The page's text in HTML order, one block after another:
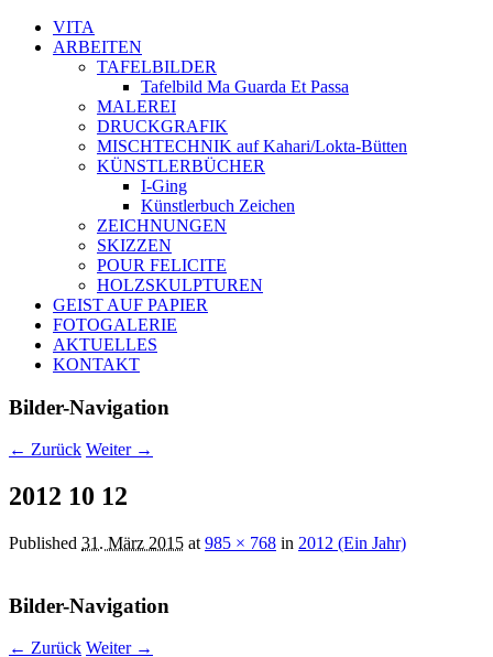
VITA
ARBEITEN
TAFELBILDER
Tafelbild Ma Guarda Et Passa
MALEREI
DRUCKGRAFIK
MISCHTECHNIK auf Kahari/Lokta-Bütten
KÜNSTLERBÜCHER
I-Ging
Künstlerbuch Zeichen
ZEICHNUNGEN
SKIZZEN
POUR FELICITE
HOLZSKULPTUREN
GEIST AUF PAPIER
FOTOGALERIE
AKTUELLES
KONTAKT
Bilder-Navigation
← Zurück Weiter →
2012 10 12
Published 31. März 2015 at 985 × 768 in 2012 (Ein Jahr)
Bilder-Navigation
← Zurück Weiter →